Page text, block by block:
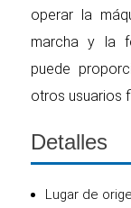
operar la
marcha y la
puede
otros usuarios
Detalles
Lugar de